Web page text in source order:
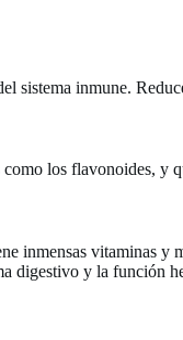
sistema inmune.
los flavonoides, y
inmensas vitaminas
digestivo y la función